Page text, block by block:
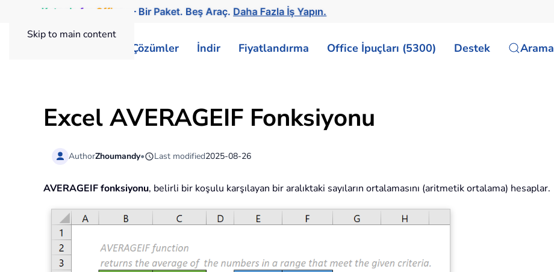
Skip to main content
Kutools for Office — Bir Paket. Beş Araç.Daha Fazla İş Yapın.
Çözümler İndir Fiyatlandırma Office İpuçları (5300) Destek Arama
Excel AVERAGEIF Fonksiyonu
AuthorZhoumandy• Last modified2025-08-26
AVERAGEIF fonksiyonu, belirli bir koşulu karşılayan bir aralıktaki sayıların ortalamasını (aritmetik ortalama) hesaplar.